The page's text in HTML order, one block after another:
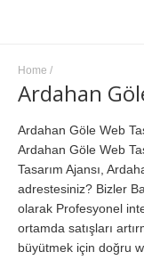
Home /
Ardahan
Ardahan Göle Web
Ardahan Göle Web
Tasarım Ajansı,
adrestesiniz? Bizler
olarak Profesyonel
ortamda satışları
büyütmek için doğru